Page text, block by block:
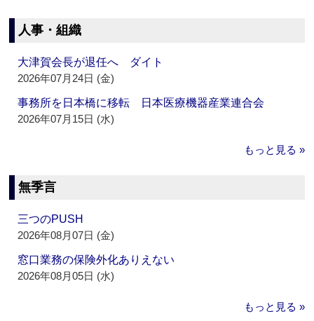
人事・組織
大津賀会長が退任へ ダイト
2026年07月24日 (金)
事務所を日本橋に移転 日本医療機器産業連合会
2026年07月15日 (水)
もっと見る »
無季言
三つのPUSH
2026年08月07日 (金)
窓口業務の保険外化ありえない
2026年08月05日 (水)
もっと見る »